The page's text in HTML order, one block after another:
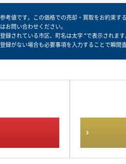
考値です。この価格での売却・買取をお約束す
お問い合わせください。
録されている市区、町名は太字 *で表示されます
録がない場合も必要事項を入力することで瞬間